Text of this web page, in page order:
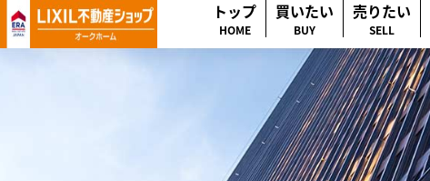
トップ
HOME
買いたい
BUY
売りたい
SELL